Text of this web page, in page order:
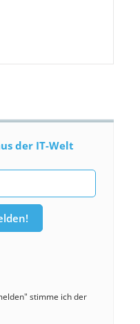
der IT-Welt
stimme ich der